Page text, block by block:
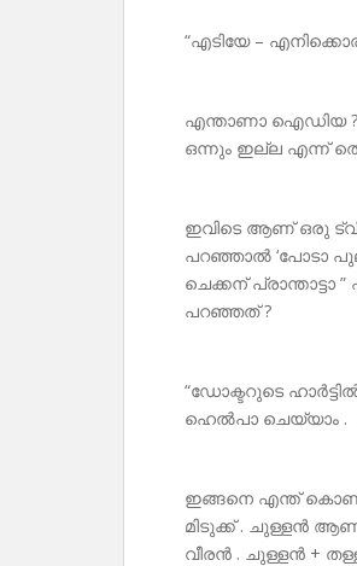
“എടിയേ –
എന്താണാ ഐഡിയ ?
ഒന്നും ഇല്ല എന്ന്
ഇവിടെ ആണ് ഒരു
പറഞ്ഞാൽ ‘പോടാ
ചെക്കന്
പറഞ്ഞത് ?
“ഡോക്ടറുടെ
ഹെൽപാ ചെയ്യാം .
ഇങ്ങനെ എന്ത്
മിടുക്ക് . ചുള്ളൻ ആണ്
വീരൻ . ചുള്ളൻ +